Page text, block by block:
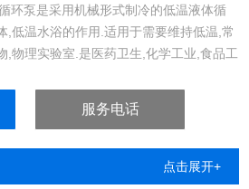
环泵是采用机械形式制冷的低温液体循
,低温水浴的作用.适用于需要维持低温,常
,物理实验室.是医药卫生,化学工业,食品工
服务电话
点击展开+